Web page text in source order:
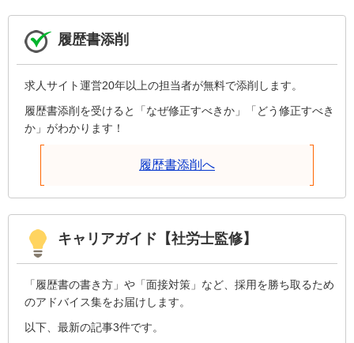
履歴書添削
求人サイト運営20年以上の担当者が無料で添削します。
履歴書添削を受けると「なぜ修正すべきか」「どう修正すべき
か」がわかります！
履歴書添削へ
キャリアガイド【社労士監修】
「履歴書の書き方」や「面接対策」など、採用を勝ち取るため
のアドバイス集をお届けします。
以下、最新の記事3件です。